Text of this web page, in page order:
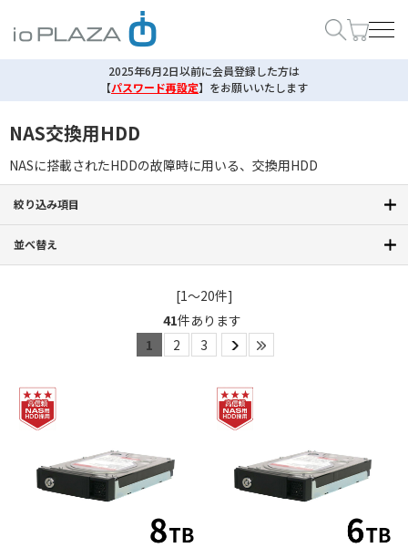
2025年6月2日以前に会員登録した方は
【パスワード再設定】 をお願いいたします
NAS交換用HDD
NASに搭載されたHDDの故障時に用いる、交換用HDD
絞り込み項目
並べ替え
[1～20件]
41件あります
1
2 3